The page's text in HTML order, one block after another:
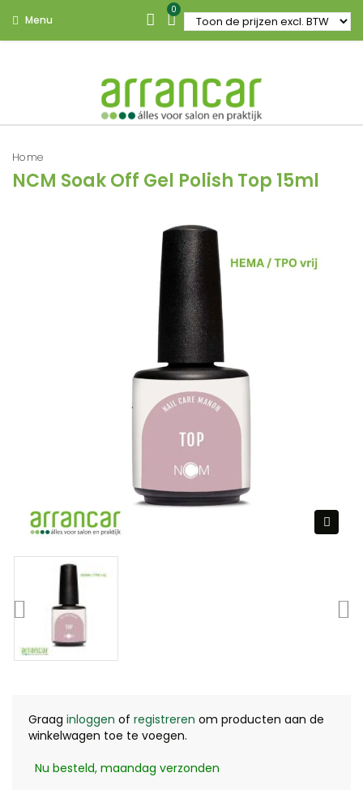
Menu
0
Home
NCM Soak Off Gel Polish Top 15ml
Graag inloggen of registreren om producten aan de
winkelwagen toe te voegen.
Nu besteld, maandag verzonden